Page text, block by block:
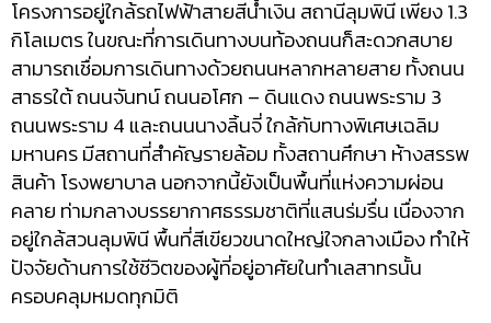
โครงการอยู่ใกล้รถไฟฟ้าสายสีน้ำเงิน สถานีลุมพินี เพียง 1.3
กิโลเมตร ในขณะที่การเดินทางบนท้องถนนก็สะดวกสบาย
สามารถเชื่อมการเดินทางด้วยถนนหลากหลายสาย ทั้งถนน
สาธรใต้ ถนนจันทน์ ถนนอโศก – ดินแดง ถนนพระราม 3
ถนนพระราม 4 และถนนนางลิ้นจี่ ใกล้กับทางพิเศษเฉลิม
มหานคร มีสถานที่สำคัญรายล้อม ทั้งสถานศึกษา ห้างสรรพ
สินค้า โรงพยาบาล นอกจากนี้ยังเป็นพื้นที่แห่งความผ่อน
คลาย ท่ามกลางบรรยากาศธรรมชาติที่แสนร่มรื่น เนื่องจาก
อยู่ใกล้สวนลุมพินี พื้นที่สีเขียวขนาดใหญ่ใจกลางเมือง ทำให้
ปัจจัยด้านการใช้ชีวิตของผู้ที่อยู่อาศัยในทำเลสาทรนั้น
ครอบคลุมหมดทุกมิติ